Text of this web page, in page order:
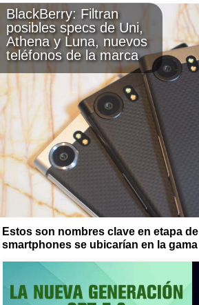
BlackBerry: Filtran
posibles specs de Uni,
Athena y Luna, nuevos
teléfonos de la marca
Estos son nombres clave en etapa
smartphones se ubicarían en la